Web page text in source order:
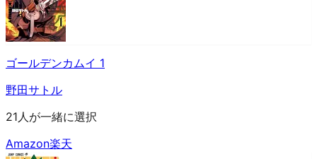
ゴールデンカムイ 1
野田サトル
21人が一緒に選択
Amazon楽天